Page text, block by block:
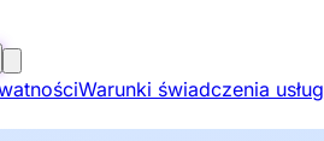
Warunki świadczenia usług